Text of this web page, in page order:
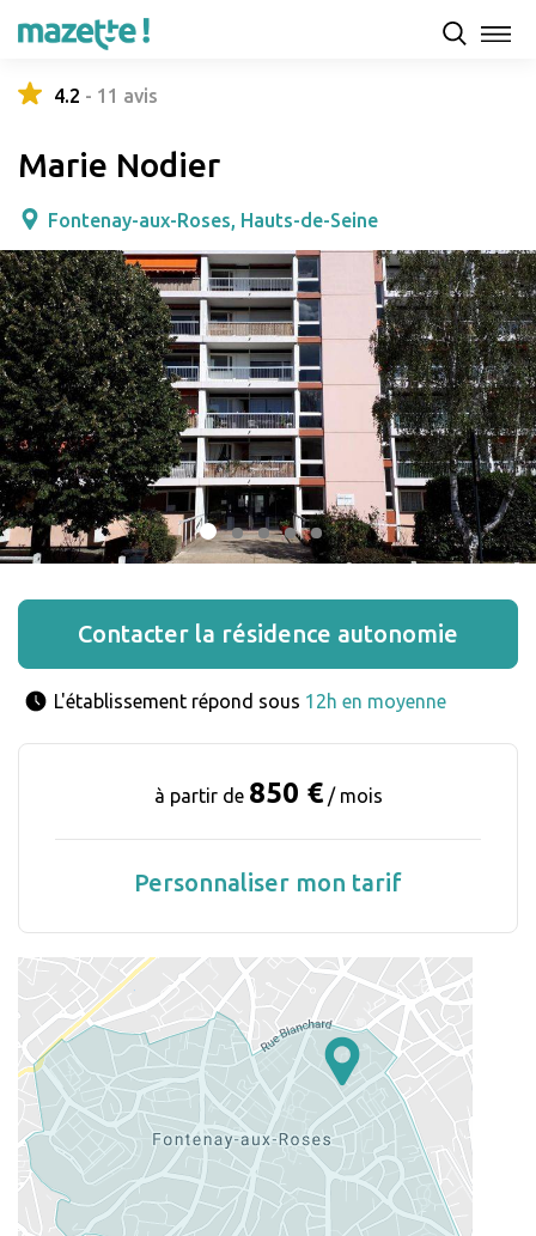
4.2 - 11 avis
Marie Nodier
Fontenay-aux-Roses, Hauts-de-Seine
Contacter la résidence autonomie
L'établissement répond sous 12h en moyenne
à partir de 850 €/ mois
Personnaliser mon tarif